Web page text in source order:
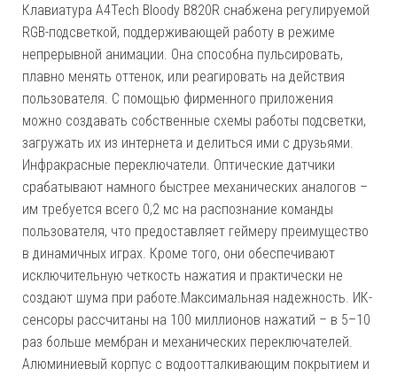
Клавиатура A4Tech Bloody B820R снабжена регулируемой
RGB-подсветкой, поддерживающей работу в режиме
непрерывной анимации. Она способна пульсировать,
плавно менять оттенок, или реагировать на действия
пользователя. С помощью фирменного приложения
можно создавать собственные схемы работы подсветки,
загружать их из интернета и делиться ими с друзьями.
Инфракрасные переключатели. Оптические датчики
срабатывают намного быстрее механических аналогов –
им требуется всего 0,2 мс на распознание команды
пользователя, что предоставляет геймеру преимущество
в динамичных играх. Кроме того, они обеспечивают
исключительную четкость нажатия и практически не
создают шума при работе.Максимальная надежность. ИК-
сенсоры рассчитаны на 100 миллионов нажатий – в 5–10
раз больше мембран и механических переключателей.
Алюминиевый корпус с водоотталкивающим покрытием и